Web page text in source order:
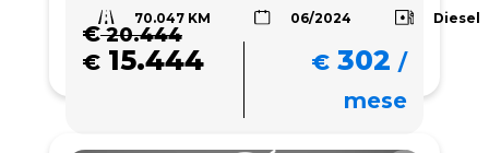
70.047 KM 06/2024 Diesel
€20.444
€ 15.444 € 302 /
mese